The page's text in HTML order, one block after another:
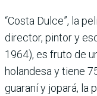
“Costa Dulce”, la
director, pintor y
1964), es fruto de
holandesa y tiene
guaraní y jopará, la